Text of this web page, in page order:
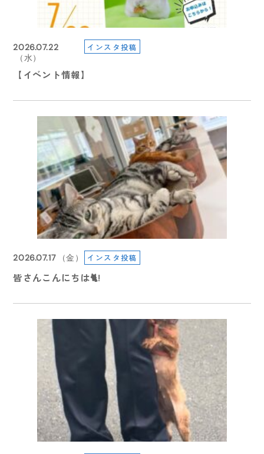
2026.07.26
（日）
【受験生の方へ】７/２９（水）より総合型選抜・総合
2026.07.22
インスタ投稿
【夏のイベント情報】7月. 8月
2026.07.22
（水）
インスタ投稿
【夏のイベント情報】7月. 8月
2026.08.05
（水）
【information】休業について
2025.09.19
（金）
【学園祭2025】ご来校の皆さまへ
2025.08.07
（木）
ビックニュース
2025.09.19
（金）
【学園祭2025】ご来校の皆さまへ
2025.08.07
（木）
ビックニュース
2026.06.22
（月）
インスタ投稿
【イベント情報】
2026.06.10
インスタ投稿
【イベント情報】
2026.07.22
（水）
インスタ投稿
【イベント情報】
2026.07.17 （金） インスタ投稿
皆さんこんにちは🐈!